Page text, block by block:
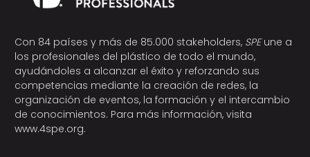
Con 84 países y más de 85.000 stakeholders, SPEune a
los profesionales del plástico de todo el mundo,
ayudándoles a alcanzar el éxito y reforzando sus
competencias mediante la creación de redes, la
organización de eventos, la formación y el intercambio
de conocimientos. Para más información, visita
www.4spe.org.